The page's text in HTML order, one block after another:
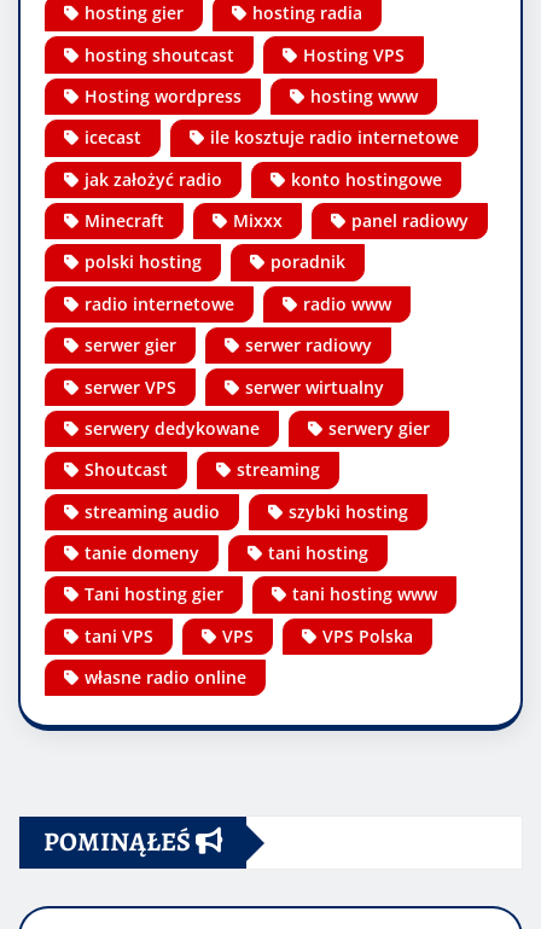
hosting gier
hosting radia
hosting shoutcast
Hosting VPS
Hosting wordpress
hosting www
icecast
ile kosztuje radio internetowe
jak założyć radio
konto hostingowe
Minecraft
Mixxx
panel radiowy
polski hosting
poradnik
radio internetowe
radio www
serwer gier
serwer radiowy
serwer VPS
serwer wirtualny
serwery dedykowane
serwery gier
Shoutcast
streaming
streaming audio
szybki hosting
tanie domeny
tani hosting
Tani hosting gier
tani hosting www
tani VPS
VPS
VPS Polska
własne radio online
POMINĄŁEŚ